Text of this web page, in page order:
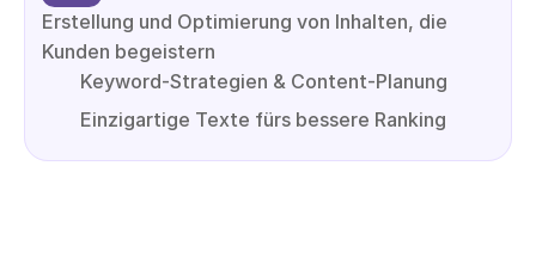
Erstellung und Optimierung von Inhalten, die
Kunden begeistern
Keyword-Strategien & Content-Planung
Einzigartige Texte fürs bessere Ranking